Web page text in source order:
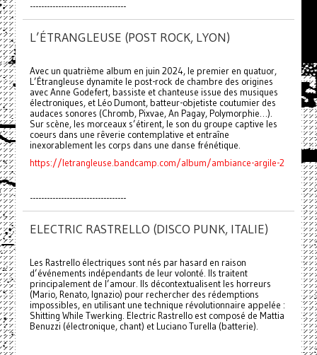
----------------------------------
L’ÉTRANGLEUSE (POST ROCK, LYON)
Avec un quatrième album en juin 2024, le premier en quatuor,
L’Étrangleuse dynamite le post-rock de chambre des origines
avec Anne Godefert, bassiste et chanteuse issue des musiques
électroniques, et Léo Dumont, batteur-objetiste coutumier des
audaces sonores (Chromb, Pixvae, An Pagay, Polymorphie…).
Sur scène, les morceaux s’étirent, le son du groupe captive les
coeurs dans une rêverie contemplative et entraîne
inexorablement les corps dans une danse frénétique.
https://letrangleuse.bandcamp.com/album/ambiance-argile-2
----------------------------------
ELECTRIC RASTRELLO (DISCO PUNK, ITALIE)
Les Rastrello électriques sont nés par hasard en raison
d’événements indépendants de leur volonté. Ils traitent
principalement de l’amour. Ils décontextualisent les horreurs
(Mario, Renato, Ignazio) pour rechercher des rédemptions
impossibles, en utilisant une technique révolutionnaire appelée :
Shitting While Twerking. Electric Rastrello est composé de Mattia
Benuzzi (électronique, chant) et Luciano Turella (batterie).